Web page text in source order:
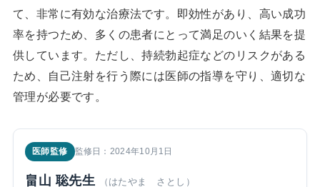
て、非常に有効な治療法です。即効性があり、高い成功
率を持つため、多くの患者にとって満足のいく結果を提
供しています。ただし、持続勃起症などのリスクがある
ため、自己注射を行う際には医師の指導を守り、適切な
管理が必要です。
医師監修 監修日：2024年10月1日
畠山 聡先生 （はたやま さとし）